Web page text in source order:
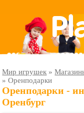
Мир игрушек »
»Оренподарки
Оренподарки -
Оренбург